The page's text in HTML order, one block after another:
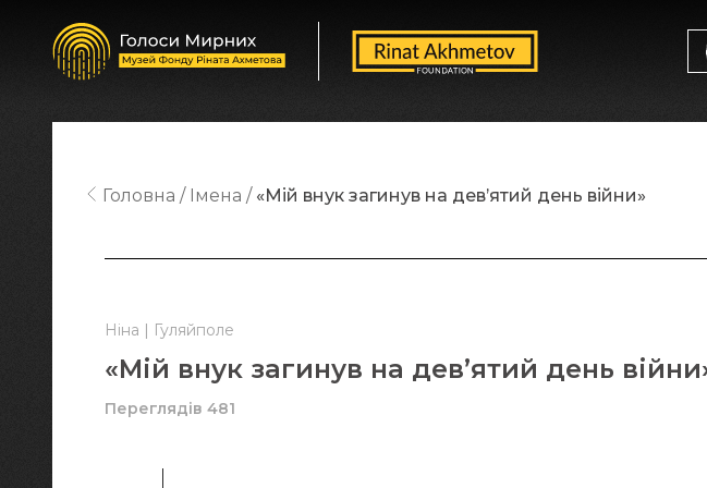
Ніна | Гуляйполе
«Мій внук загинув на дев’ятий день
Переглядів 481
Головна Імена «Мій внук загинув на дев’ятий день війни»